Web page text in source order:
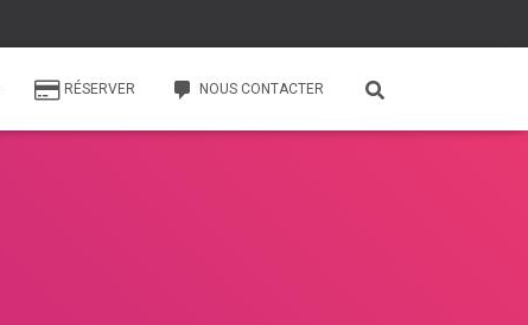
RÉSERVER NOUS CONTACTER